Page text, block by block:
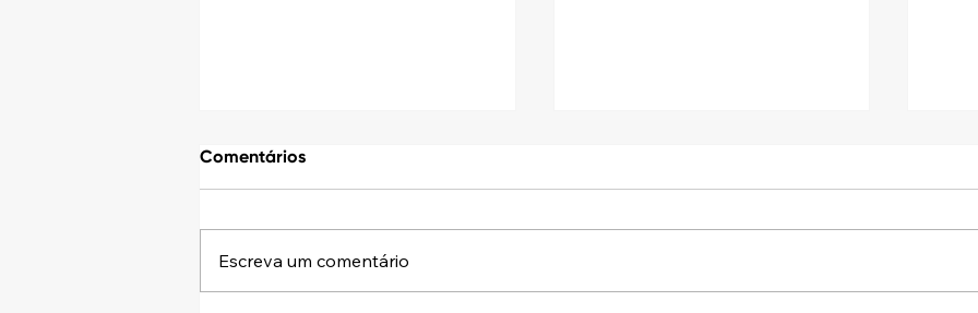
Comentários
Escreva um comentário